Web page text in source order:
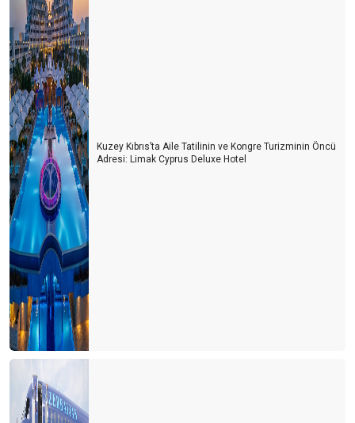
Kuzey Kıbrıs’ta Aile Tatilinin ve Kongre Turizminin Öncü
Adresi: Limak Cyprus Deluxe Hotel